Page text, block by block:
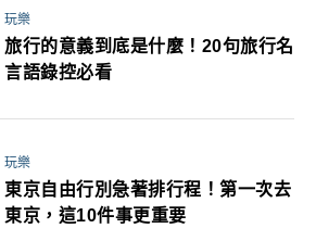
玩樂
旅行的意義到底是什麼！20句旅行名
言語錄控必看
玩樂
東京自由行別急著排行程！第一次去
東京，這10件事更重要